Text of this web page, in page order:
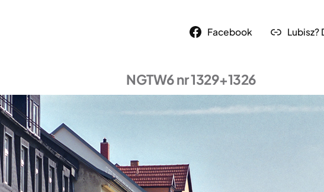
Facebook Lubisz?
NGTW6 nr 1329+1326